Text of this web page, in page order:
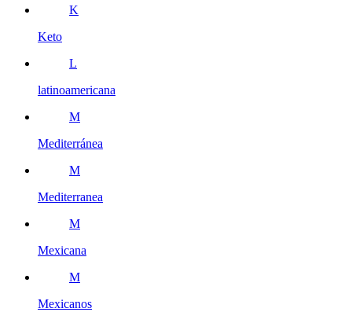
K
Keto
L
latinoamericana
M
Mediterránea
M
Mediterranea
M
Mexicana
M
Mexicanos